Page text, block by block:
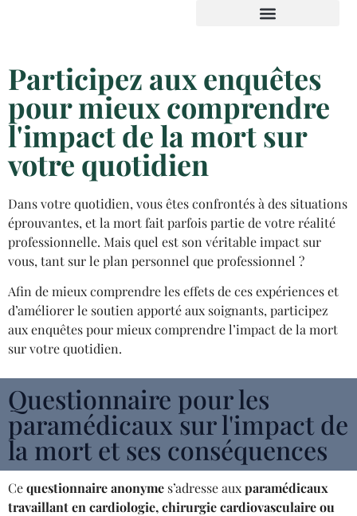
Participez aux enquêtes
pour mieux comprendre
l'impact de la mort sur
votre quotidien
Dans votre quotidien, vous êtes confrontés à des situations
éprouvantes, et la mort fait parfois partie de votre réalité
professionnelle. Mais quel est son véritable impact sur
vous, tant sur le plan personnel que professionnel ?
Afin de mieux comprendre les effets de ces expériences et
d’améliorer le soutien apporté aux soignants, participez
aux enquêtes pour mieux comprendre l’impact de la mort
sur votre quotidien.
Questionnaire pour les
paramédicaux sur l'impact de
la mort et ses conséquences
Cequestionnaire anonyme s’adresse auxparamédicaux
travaillant en cardiologie, chirurgie cardiovasculaire ou